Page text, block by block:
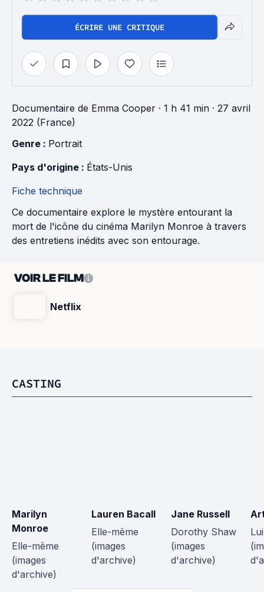
ÉCRIRE UNE CRITIQUE
Documentaire de Emma Cooper · 1 h 41 min · 27 avril
2022 (France)
Genre : Portrait
Pays d'origine : États-Unis
Fiche technique
Ce documentaire explore le mystère entourant la
mort de l'icône du cinéma Marilyn Monroe à travers
des entretiens inédits avec son entourage.
VOIR LE FILM
Netflix
CASTING
Marilyn
Monroe
Elle-même
(images
d'archive)
Lauren Bacall
Elle-même
(images
d'archive)
Jane Russell
Dorothy Shaw
(images
d'archive)